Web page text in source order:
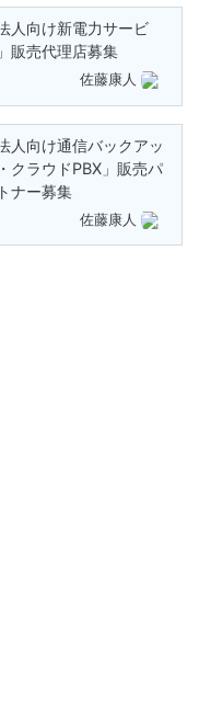
法人向け新電力サービ
販売代理店募集
佐藤康人
法人向け通信バックアッ
クラウドPBX」販売パ
ナー募集
佐藤康人